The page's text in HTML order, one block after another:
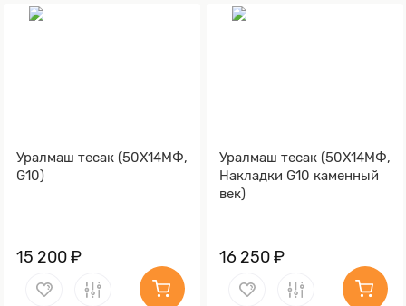
Уралмаш тесак (50Х14МФ,
G10)
15 200 ₽
Уралмаш тесак (50Х14МФ,
Накладки G10 каменный
век)
16 250 ₽